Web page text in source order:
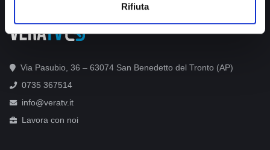
Rifiuta
Via Pasubio, 36 – 63074 San Benedetto del Tronto (AP)
0735 367514
info@veratv.it
Lavora con noi